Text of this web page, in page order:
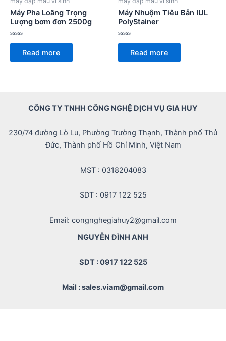
Máy Pha Loãng Trọng
Lượng bơm đơn 2500g
Rated
of
Read more
Máy Nhuộm Tiêu Bản IUL
PolyStainer
Rated
of
Read more
CÔNG TY TNHH CÔNG NGHỆ DỊCH VỤ GIA HUY
230/74 đường Lò Lu, Phường Trường Thạnh, Thành phố Thủ
Đức, Thành phố Hồ Chí Minh, Việt Nam
MST : 0318204083
SDT : 0917 122 525
Email: congnghegiahuy2@gmail.com
NGUYỄN ĐÌNH ANH
SDT : 0917 122 525
Mail : sales.viam@gmail.com